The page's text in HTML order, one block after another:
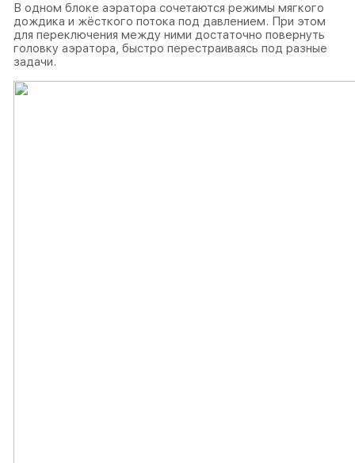
В одном блоке аэратора сочетаются режимы мягкого
дождика и жёсткого потока под давлением. При этом
для переключения между ними достаточно повернуть
головку аэратора, быстро перестраиваясь под разные
задачи.